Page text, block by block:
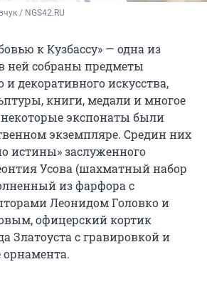
/ NGS42.RU
к Кузбассу» — одна из
ней собраны предметы
и декоративного искусства,
книги, медали и многое
экспонаты были
экземпляре. Средин них
истины» заслуженного
Усова (шахматный набор
из фарфора с
Леонидом Головко и
офицерский кортик
Златоуста с гравировкой и
орнамента.